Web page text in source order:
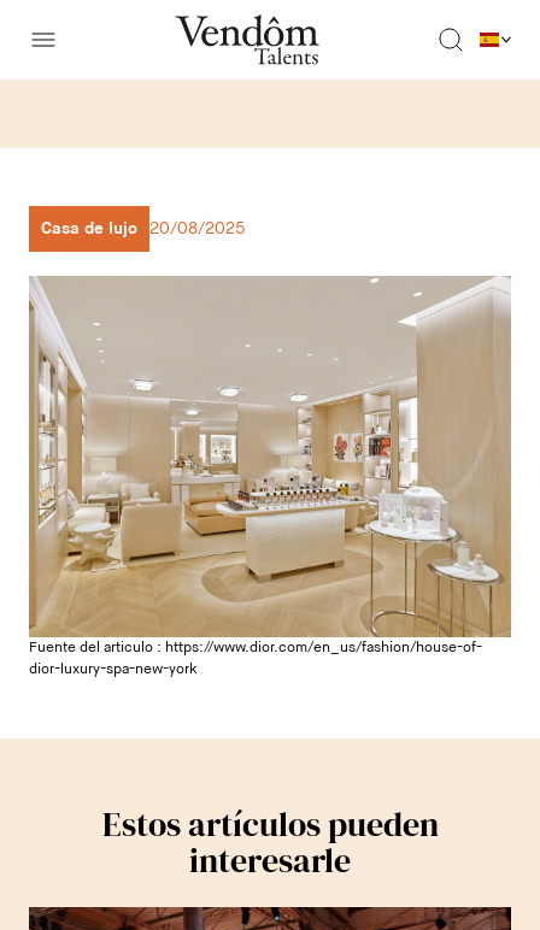
Casa de lujo 20/08/2025
Fuente del articulo : https://www.dior.com/en_us/fashion/house-of-
dior-luxury-spa-new-york
Estos artículos pueden
interesarle